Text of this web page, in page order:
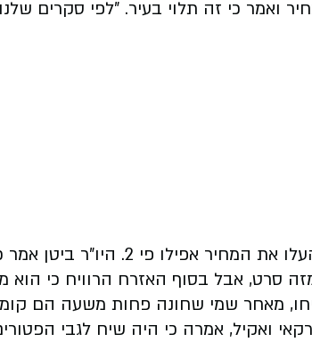
ואמר כי זה תלוי בעיר. "לפי סקרים
סרט, אבל בסוף האזרח הרוויח כי הוא
מאחר שמי שחונה פחות משעה הם
ואקיל, אמרה כי היה שיח לגבי